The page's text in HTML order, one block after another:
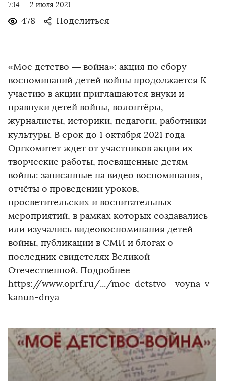
7:14 2 июля 2021
478 Поделиться
«Мое детство — война»: акция по сбору
воспоминаний детей войны продолжается К
участию в акции приглашаются внуки и
правнуки детей войны, волонтёры,
журналисты, историки, педагоги, работники
культуры. В срок до 1 октября 2021 года
Оргкомитет ждет от участников акции их
творческие работы, посвященные детям
войны: записанные на видео воспоминания,
отчёты о проведении уроков,
просветительских и воспитательных
мероприятий, в рамках которых создавались
или изучались видеовоспоминания детей
войны, публикации в СМИ и блогах о
последних свидетелях Великой
Отечественной. Подробнее ️
https://www.oprf.ru/.../moe-detstvo--voyna-v-
kanun-dnya